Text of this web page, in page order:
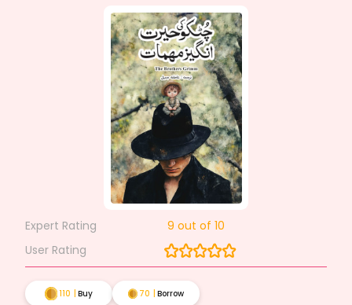
Expert Rating 9 out of 10
User Rating
110 Buy 70 Borrow